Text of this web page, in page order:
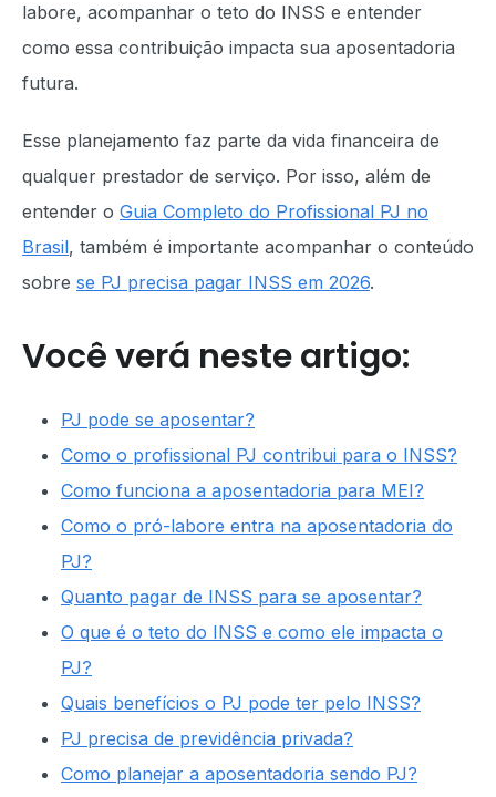
labore, acompanhar o teto do INSS e entender
como essa contribuição impacta sua aposentadoria
futura.
Esse planejamento faz parte da vida financeira de
qualquer prestador de serviço. Por isso, além de
entender o Guia Completo do Profissional PJ no
Brasil, também é importante acompanhar o conteúdo
sobre se PJ precisa pagar INSS em 2026.
Você verá neste artigo:
PJ pode se aposentar?
Como o profissional PJ contribui para o INSS?
Como funciona a aposentadoria para MEI?
Como o pró-labore entra na aposentadoria do
PJ?
Quanto pagar de INSS para se aposentar?
O que é o teto do INSS e como ele impacta o
PJ?
Quais benefícios o PJ pode ter pelo INSS?
PJ precisa de previdência privada?
Como planejar a aposentadoria sendo PJ?